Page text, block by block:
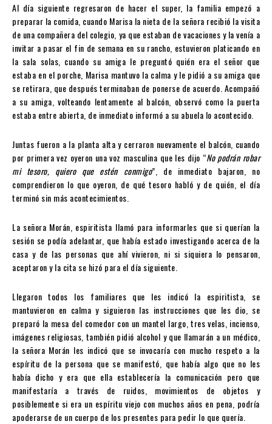
Al día siguiente regresaron de hacer el super, la familia empezó a
preparar la comida, cuando Marisa la nieta de la señora recibió la visita
de una compañera del colegio, ya que estaban de vacaciones y la venía a
invitar a pasar el fin de semana en su rancho, estuvieron platicando en
la sala solas, cuando su amiga le preguntó quién era el señor que
estaba en el porche, Marisa mantuvo la calma y le pidió a su amiga que
se retirara, que después terminaban de ponerse de acuerdo. Acompañó
a su amiga, volteando lentamente al balcón, observó como la puerta
estaba entre abierta, de inmediato informó a su abuela lo acontecido.
Juntas fueron a la planta alta y cerraron nuevamente el balcón, cuando
por primera vez oyeron una voz masculina que les dijo “No podrán robar
mi tesoro, quiero que estén conmigo”, de inmediato bajaron, no
comprendieron lo que oyeron, de qué tesoro habló y de quién, el día
terminó sin más acontecimientos.
La señora Morán, espiritista llamó para informarles que si querían la
sesión se podía adelantar, que había estado investigando acerca de la
casa y de las personas que ahí vivieron, ni si siquiera lo pensaron,
aceptaron y la cita se hizó para el día siguiente.
Llegaron todos los familiares que les indicó la espiritista, se
mantuvieron en calma y siguieron las instrucciones que les dio, se
preparó la mesa del comedor con un mantel largo, tres velas, incienso,
imágenes religiosas, también pidió alcohol y que llamarán a un médico,
la señora Morán les indicó que se invocaría con mucho respeto a la
espíritu de la persona que se manifestó, que había algo que no les
había dicho y era que ella establecería la comunicación pero que
manifestaría a través de ruidos, movimientos de objetos y
posiblemente si era un espíritu viejo con muchos años en pena, podría
apoderarse de un cuerpo de los presentes para pedir lo que quería.